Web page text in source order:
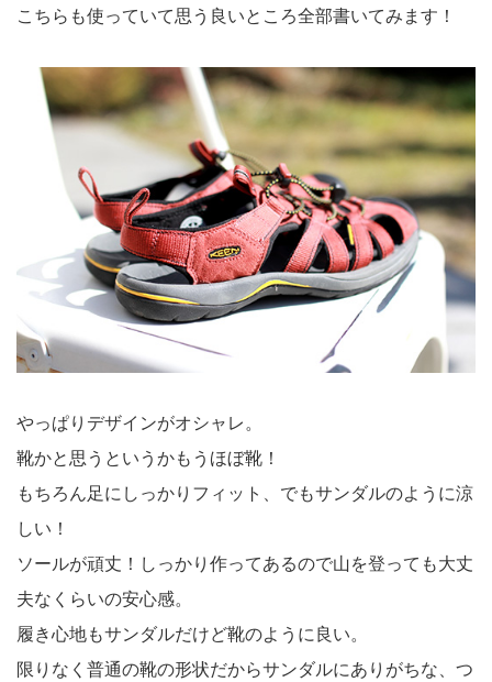
こちらも使っていて思う良いところ全部書いてみます！
やっぱりデザインがオシャレ。
靴かと思うというかもうほぼ靴！
もちろん足にしっかりフィット、でもサンダルのように涼
しい！
ソールが頑丈！しっかり作ってあるので山を登っても大丈
夫なくらいの安心感。
履き心地もサンダルだけど靴のように良い。
限りなく普通の靴の形状だからサンダルにありがちな、つ